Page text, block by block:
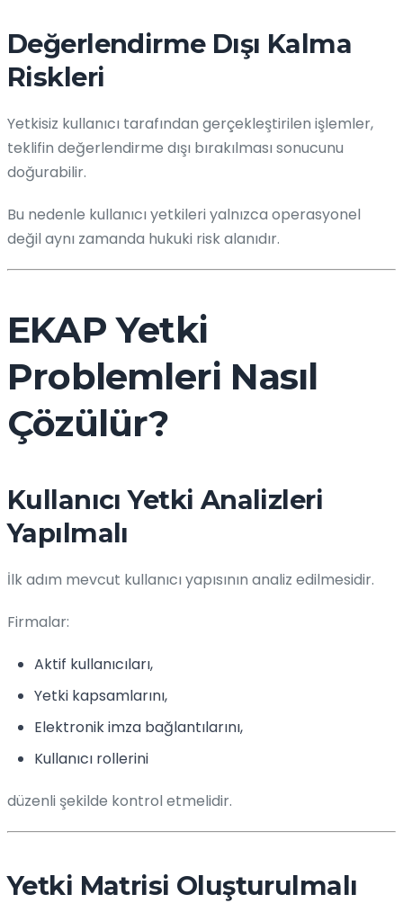
Değerlendirme Dışı Kalma
Riskleri
Yetkisiz kullanıcı tarafından gerçekleştirilen işlemler,
teklifin değerlendirme dışı bırakılması sonucunu
doğurabilir.
Bu nedenle kullanıcı yetkileri yalnızca operasyonel
değil aynı zamanda hukuki risk alanıdır.
EKAP Yetki
Problemleri Nasıl
Çözülür?
Kullanıcı Yetki Analizleri
Yapılmalı
İlk adım mevcut kullanıcı yapısının analiz edilmesidir.
Firmalar:
Aktif kullanıcıları,
Yetki kapsamlarını,
Elektronik imza bağlantılarını,
Kullanıcı rollerini
düzenli şekilde kontrol etmelidir.
Yetki Matrisi Oluşturulmalı